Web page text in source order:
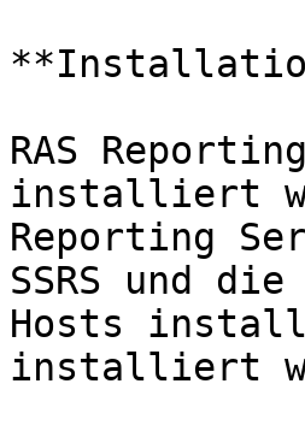
RAS
installiert
Reporting
SSRS und
Hosts
installiert